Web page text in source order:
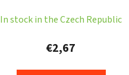
In stock in the Czech Republic
€2,67